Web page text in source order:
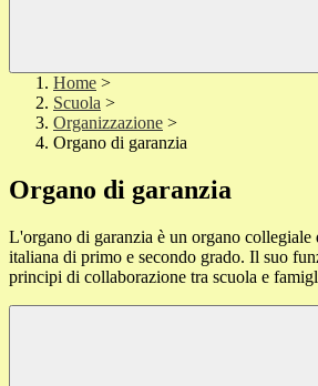
Home >
Scuola >
Organizzazione >
Organo di garanzia
Organo di garanzia
L'organo di garanzia è un organo collegiale
italiana di primo e secondo grado. Il suo
principi di collaborazione tra scuola e